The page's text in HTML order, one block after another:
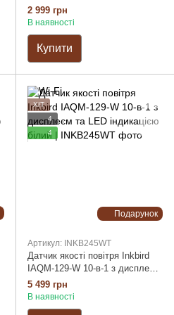
дисплеєм та сонячною
панеллю | комплект базова
плаваючий термометр | зв'язок
через власний радіо протокол
2 999 грн
В наявності
Купити
Подарунок
ХІТ
4
4
Артикул: INKB245WT
Датчик якості повітря Inkbird
IAQM-129-W 10-в-1 з дисплеєм
та LED індикацією білий
5 499 грн
В наявності